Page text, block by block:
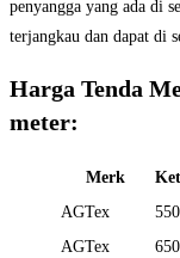
penyangga yang ada di
terjangkau dan dapat di
Harga Tenda
meter:
Merk
AGTex
AGTex